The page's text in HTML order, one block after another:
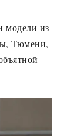
модели из
Тюмени,